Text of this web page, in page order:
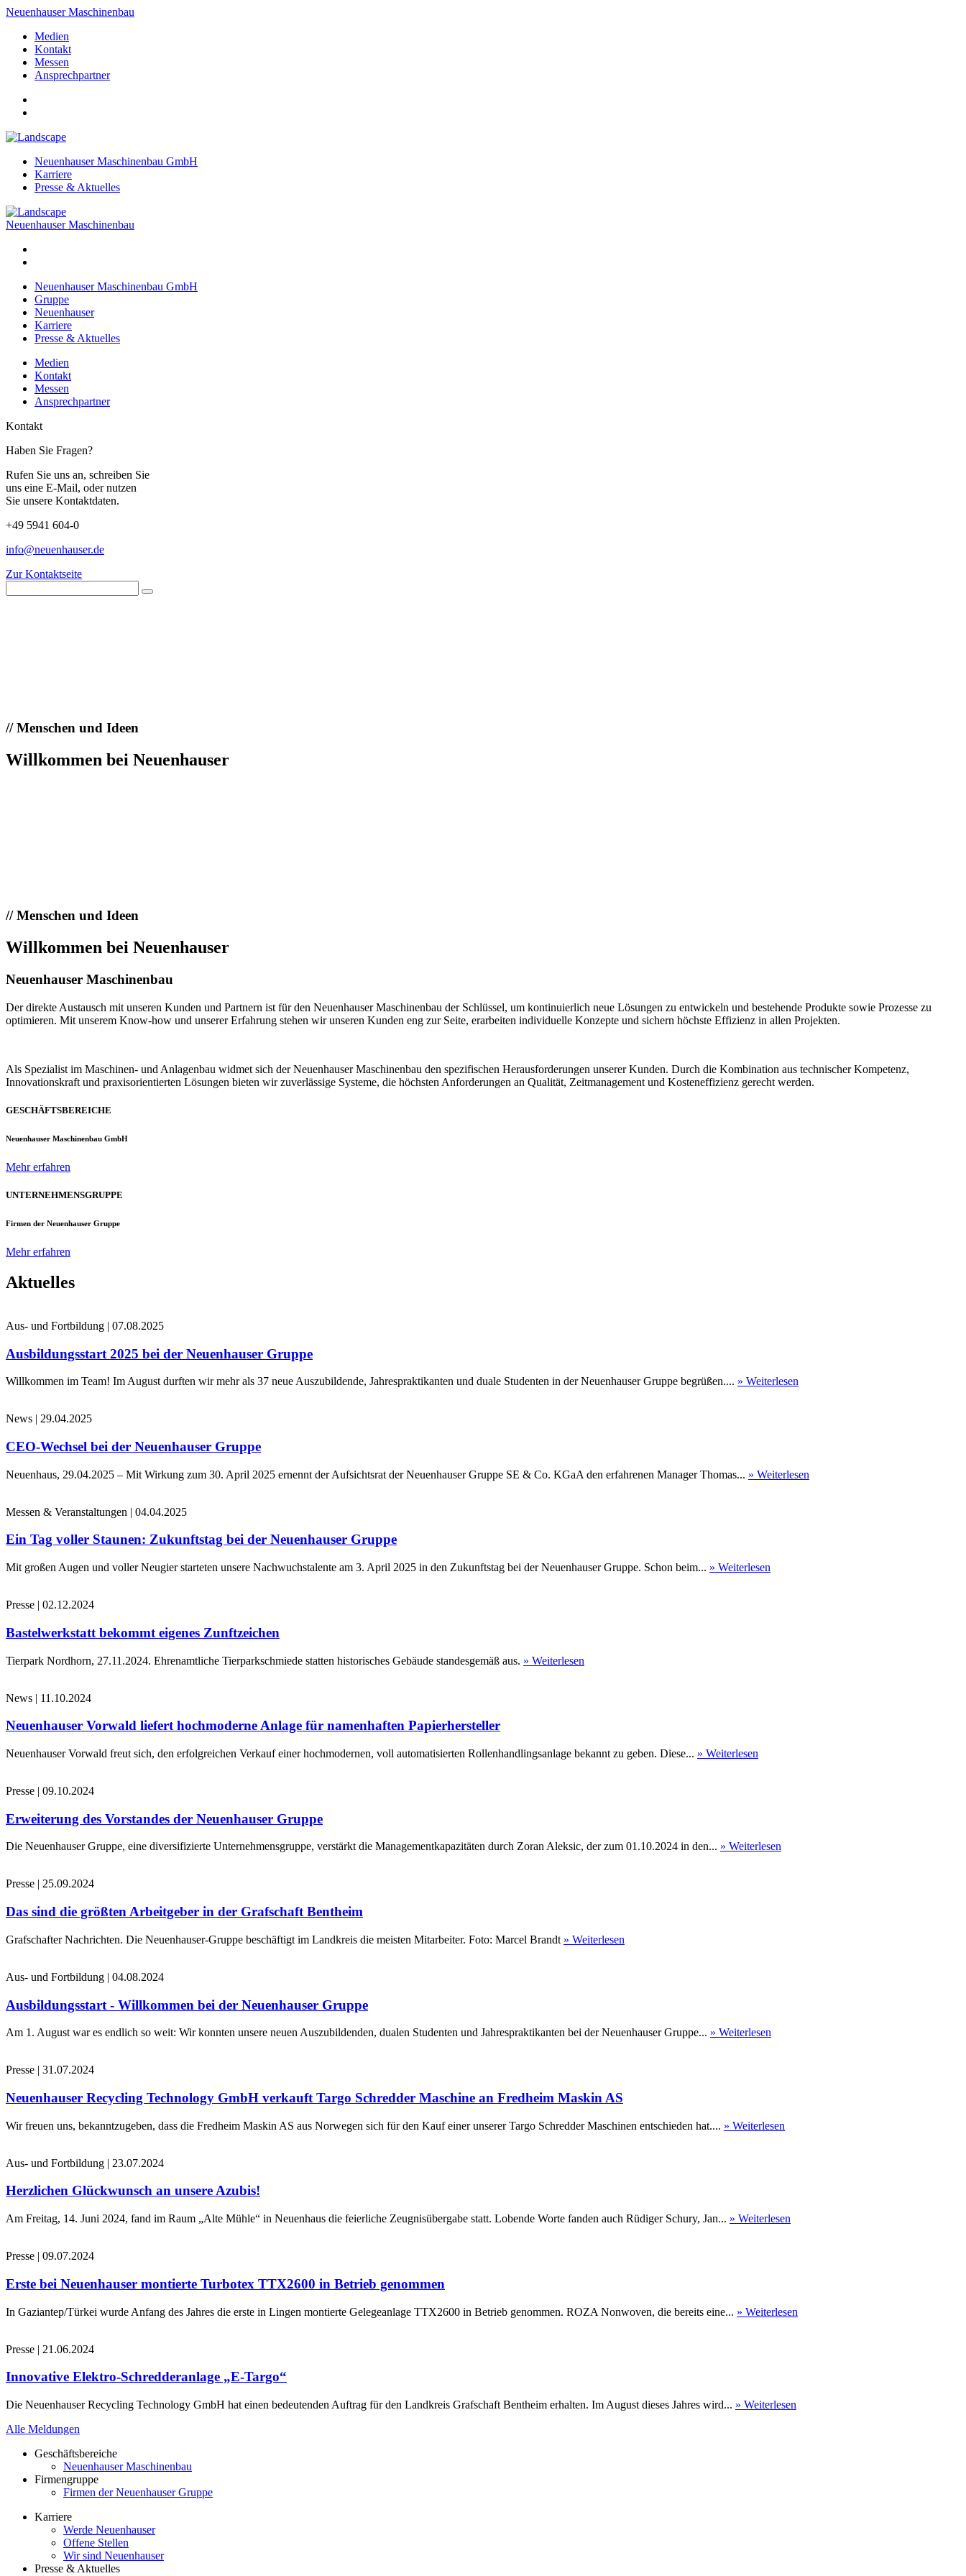
Neuenhauser Maschinenbau
Medien
Kontakt
Messen
Ansprechpartner
Neuenhauser Maschinenbau GmbH
Karriere
Presse & Aktuelles
Neuenhauser Maschinenbau
Neuenhauser Maschinenbau GmbH
Gruppe
Neuenhauser
Karriere
Presse & Aktuelles
Medien
Kontakt
Messen
Ansprechpartner
Kontakt
Haben Sie Fragen?
Rufen Sie uns an, schreiben Sie
uns eine E-Mail, oder nutzen
Sie unsere Kontaktdaten.
+49 5941 604-0
info@neuenhauser.de
Zur Kontaktseite
//Menschen und Ideen
Willkommen bei Neuenhauser
//Menschen und Ideen
Willkommen bei Neuenhauser
Neuenhauser Maschinenbau
Der direkte Austausch mit unseren Kunden und Partnern ist für den Neuenhauser Maschinenbau der Schlüssel, um kontinuierlich neue Lösungen zu entwickeln und bestehende Produkte sowie Prozesse zu
optimieren. Mit unserem Know-how und unserer Erfahrung stehen wir unseren Kunden eng zur Seite, erarbeiten individuelle Konzepte und sichern höchste Effizienz in allen Projekten.
Als Spezialist im Maschinen- und Anlagenbau widmet sich der Neuenhauser Maschinenbau den spezifischen Herausforderungen unserer Kunden. Durch die Kombination aus technischer Kompetenz,
Innovationskraft und praxisorientierten Lösungen bieten wir zuverlässige Systeme, die höchsten Anforderungen an Qualität, Zeitmanagement und Kosteneffizienz gerecht werden.
GESCHÄFTSBEREICHE
Neuenhauser Maschinenbau GmbH
Mehr erfahren
UNTERNEHMENSGRUPPE
Firmen der Neuenhauser Gruppe
Mehr erfahren
Aktuelles
Aus- und Fortbildung | 07.08.2025
Ausbildungsstart 2025 bei der Neuenhauser Gruppe
Willkommen im Team! Im August durften wir mehr als 37 neue Auszubildende, Jahrespraktikanten und duale Studenten in der Neuenhauser Gruppe begrüßen.... » Weiterlesen
News | 29.04.2025
CEO-Wechsel bei der Neuenhauser Gruppe
Neuenhaus, 29.04.2025 – Mit Wirkung zum 30. April 2025 ernennt der Aufsichtsrat der Neuenhauser Gruppe SE & Co. KGaA den erfahrenen Manager Thomas... » Weiterlesen
Messen & Veranstaltungen | 04.04.2025
Ein Tag voller Staunen: Zukunftstag bei der Neuenhauser Gruppe
Mit großen Augen und voller Neugier starteten unsere Nachwuchstalente am 3. April 2025 in den Zukunftstag bei der Neuenhauser Gruppe. Schon beim... » Weiterlesen
Presse | 02.12.2024
Bastelwerkstatt bekommt eigenes Zunftzeichen
Tierpark Nordhorn, 27.11.2024. Ehrenamtliche Tierparkschmiede statten historisches Gebäude standesgemäß aus. » Weiterlesen
News | 11.10.2024
Neuenhauser Vorwald liefert hochmoderne Anlage für namenhaften Papierhersteller
Neuenhauser Vorwald freut sich, den erfolgreichen Verkauf einer hochmodernen, voll automatisierten Rollenhandlingsanlage bekannt zu geben. Diese... » Weiterlesen
Presse | 09.10.2024
Erweiterung des Vorstandes der Neuenhauser Gruppe
Die Neuenhauser Gruppe, eine diversifizierte Unternehmensgruppe, verstärkt die Managementkapazitäten durch Zoran Aleksic, der zum 01.10.2024 in den... » Weiterlesen
Presse | 25.09.2024
Das sind die größten Arbeitgeber in der Grafschaft Bentheim
Grafschafter Nachrichten. Die Neuenhauser-Gruppe beschäftigt im Landkreis die meisten Mitarbeiter. Foto: Marcel Brandt » Weiterlesen
Aus- und Fortbildung | 04.08.2024
Ausbildungsstart - Willkommen bei der Neuenhauser Gruppe
Am 1. August war es endlich so weit: Wir konnten unsere neuen Auszubildenden, dualen Studenten und Jahrespraktikanten bei der Neuenhauser Gruppe... » Weiterlesen
Presse | 31.07.2024
Neuenhauser Recycling Technology GmbH verkauft Targo Schredder Maschine an Fredheim Maskin AS
Wir freuen uns, bekanntzugeben, dass die Fredheim Maskin AS aus Norwegen sich für den Kauf einer unserer Targo Schredder Maschinen entschieden hat.... » Weiterlesen
Aus- und Fortbildung | 23.07.2024
Herzlichen Glückwunsch an unsere Azubis!
Am Freitag, 14. Juni 2024, fand im Raum „Alte Mühle“ in Neuenhaus die feierliche Zeugnisübergabe statt. Lobende Worte fanden auch Rüdiger Schury, Jan... » Weiterlesen
Presse | 09.07.2024
Erste bei Neuenhauser montierte Turbotex TTX2600 in Betrieb genommen
In Gaziantep/Türkei wurde Anfang des Jahres die erste in Lingen montierte Gelegeanlage TTX2600 in Betrieb genommen. ROZA Nonwoven, die bereits eine... » Weiterlesen
Presse | 21.06.2024
Innovative Elektro-Schredderanlage „E-Targo“
Die Neuenhauser Recycling Technology GmbH hat einen bedeutenden Auftrag für den Landkreis Grafschaft Bentheim erhalten. Im August dieses Jahres wird... » Weiterlesen
Alle Meldungen
Geschäftsbereiche
Neuenhauser Maschinenbau
Firmengruppe
Firmen der Neuenhauser Gruppe
Karriere
Werde Neuenhauser
Offene Stellen
Wir sind Neuenhauser
Presse & Aktuelles